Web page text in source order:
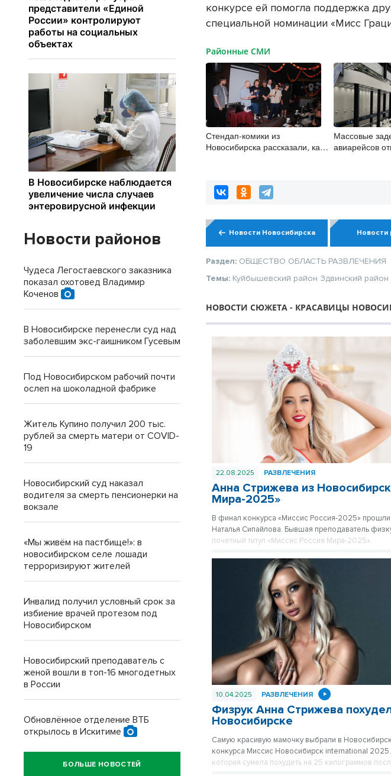
конкурсе ей помогла поддержка
специальной номинации «Мисс
Районные СМИ
Стендап-комики из
Новосибирска рассказали, как
Массовые
авиарейсов
Новости Новосибирска Новости
Раздел: ОБЩЕСТВО ОБЛАСТЬ РАЗВЛЕЧЕНИЯ
Темы: Куйбышевский район Здвинский район
НОВОСТИ СЮЖЕТА - КРАСАВИЦЫ
22.08.2025 РАЗВЛЕЧЕНИЯ
Анна Стрижева из
Мира-2025»
В финал конкурса «Миссис Россия-2025»
Наталья Сипайлова. Бывшая преподаватель
почетный титул «Миссис Россия Мира-2025».
10.04.2025 РАЗВЛЕЧЕНИЯ
Физрук Анна Стрижева
Новосибирске
Самую красивую мамочку выбрали в
конкурса Миссис Новосибирск international
которая сумела похудеть на 25 килограммов
Новости районов
Чудеса Легостаевского заказника
показал охотовед Владимир
Коченов
В Новосибирске перенесли суд над
заболевшим экс-гаишником Гусевым
Под Новосибирском рабочий почти
ослеп на шоколадной фабрике
Житель Купино получил 200 тыс.
рублей за смерть матери от COVID-
19
Новосибирский суд наказал
водителя за смерть пенсионерки на
вокзале
«Мы живём на пастбище!»: в
новосибирском селе лошади
терроризируют жителей
Инвалид получил условный срок за
избиение врачей протезом под
Новосибирском
Новосибирский преподаватель с
женой вошли в топ-16 многодетных
в России
Обновлённое отделение ВТБ
открылось в Искитиме
БОЛЬШЕ НОВОСТЕЙ